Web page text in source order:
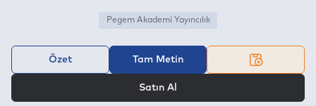
Pegem Akademi Yayıncılık
Özet Tam Metin
Satın Al